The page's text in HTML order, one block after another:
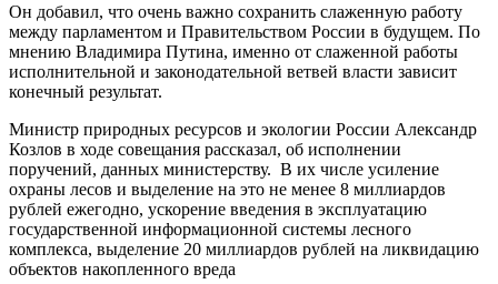
Он добавил, что очень важно сохранить слаженную работу
между парламентом и Правительством России в будущем. По
мнению Владимира Путина, именно от слаженной работы
исполнительной и законодательной ветвей власти зависит
конечный результат.
Министр природных ресурсов и экологии России Александр
Козлов в ходе совещания рассказал, об исполнении
поручений, данных министерству. В их числе усиление
охраны лесов и выделение на это не менее 8 миллиардов
рублей ежегодно, ускорение введения в эксплуатацию
государственной информационной системы лесного
комплекса, выделение 20 миллиардов рублей на ликвидацию
объектов накопленного вреда